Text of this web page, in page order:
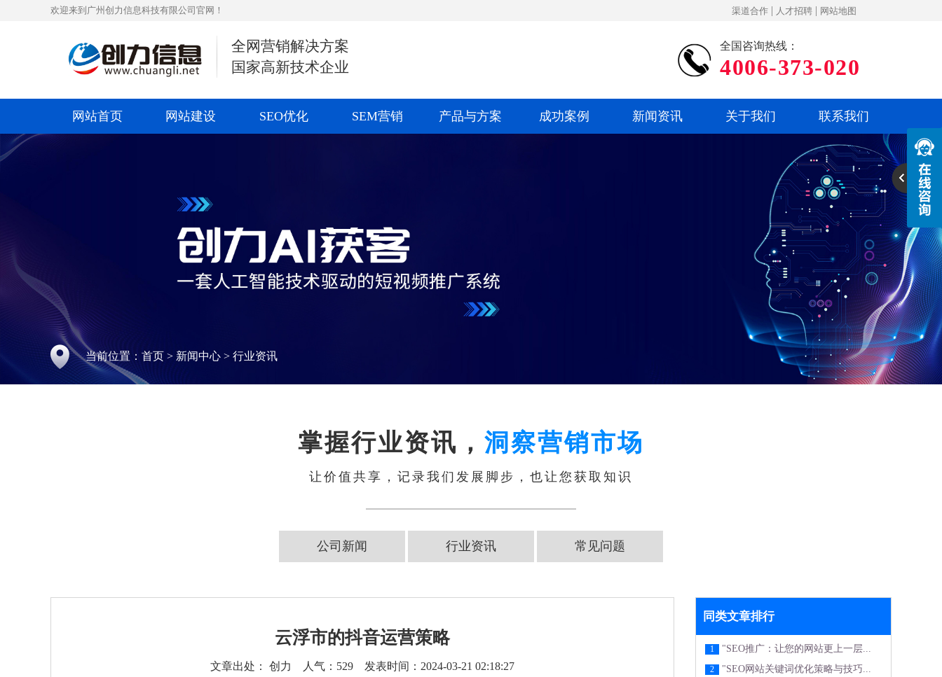
欢迎来到广州创力信息科技有限公司官网！ 渠道合作 | 人才招聘 | 网站地图
全网营销解决方案
国家高新技术企业
全国咨询热线：
4006-373-020
网站首页 网站建设 SEO优化 SEM营销 产品与方案 成功案例 新闻资讯 关于我们 联系我们
当前位置： 首页 > 新闻中心 > 行业资讯
掌握行业资讯， 洞察营销市场
让价值共享，记录我们发展脚步，也让您获取知识
公司新闻 行业资讯 常见问题
云浮市的抖音运营策略
文章出处： 创力 人气： 529 发表时间：2024-03-21 02:18:27
同类文章排行
1 "SEO推广：让您的网站更上一层...
2 "SEO网站关键词优化策略与技巧...